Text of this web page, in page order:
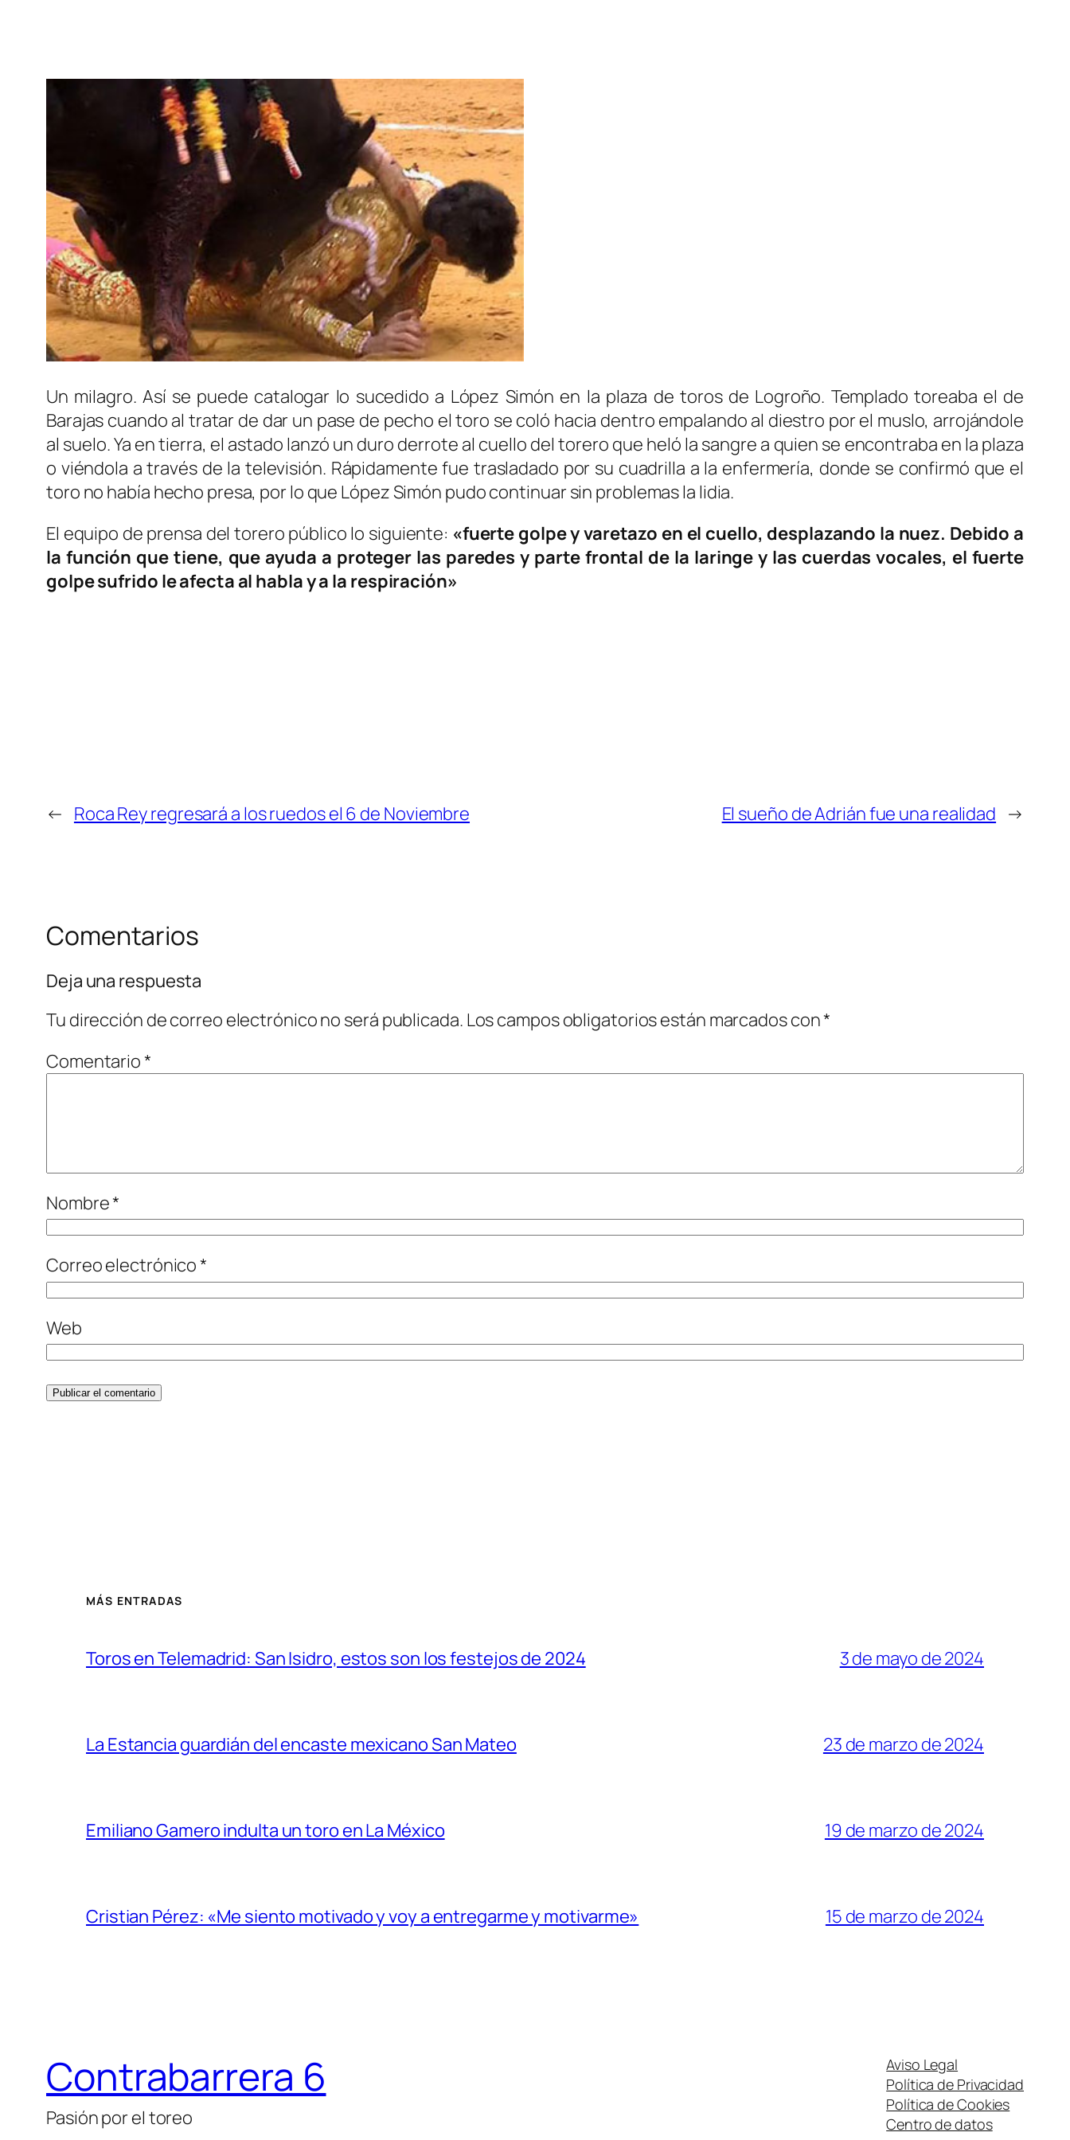
Un milagro. Así se puede catalogar lo sucedido a López Simón en la plaza de toros de Logroño. Templado toreaba el de
Barajas cuando al tratar de dar un pase de pecho el toro se coló hacia dentro empalando al diestro por el muslo, arrojándole
al suelo. Ya en tierra, el astado lanzó un duro derrote al cuello del torero que heló la sangre a quien se encontraba en la plaza
o viéndola a través de la televisión. Rápidamente fue trasladado por su cuadrilla a la enfermería, donde se confirmó que el
toro no había hecho presa, por lo que López Simón pudo continuar sin problemas la lidia.
El equipo de prensa del torero público lo siguiente: «fuerte golpe y varetazo en el cuello, desplazando la nuez. Debido a
la función que tiene, que ayuda a proteger las paredes y parte frontal de la laringe y las cuerdas vocales, el fuerte
golpe sufrido le afecta al habla y a la respiración»
← Roca Rey regresará a los ruedos el 6 de Noviembre El sueño de Adrián fue una realidad →
Comentarios
Deja una respuesta
Tu dirección de correo electrónico no será publicada. Los campos obligatorios están marcados con*
Comentario*
Nombre*
Correo electrónico*
Web
MÁS ENTRADAS
Toros en Telemadrid: San Isidro, estos son los festejos de 2024 3 de mayo de 2024
La Estancia guardián del encaste mexicano San Mateo 23 de marzo de 2024
Emiliano Gamero indulta un toro en La México 19 de marzo de 2024
Cristian Pérez: «Me siento motivado y voy a entregarme y motivarme» 15 de marzo de 2024
Contrabarrera 6
Pasión por el toreo
Aviso Legal
Política de Privacidad
Política de Cookies
Centro de datos